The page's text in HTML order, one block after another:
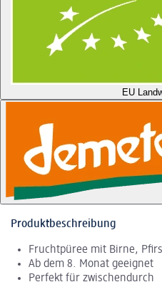
EU
Produktbeschreibung
Fruchtpüree mit Birne,
Ab dem 8. Monat geeignet
Perfekt für zwischendurch